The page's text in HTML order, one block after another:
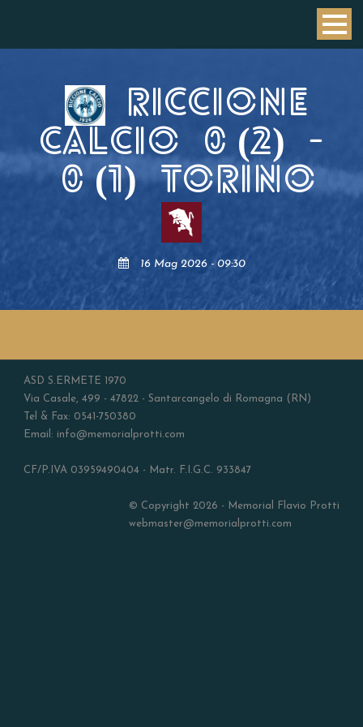
RICCIONE
CALCIO
0 (2)
-
0 (1)
TORINO
16 Mag 2026 - 09:30
ASD S.ERMETE 1970
Via Casale, 499 - 47822 - Santarcangelo di Romagna (RN)
Tel & Fax: 0541-750380
Email: info@memorialprotti.com
CF/P.IVA 03959490404 - Matr. F.I.G.C. 933847
© Copyright 2026 - Memorial Flavio Protti
webmaster@memorialprotti.com